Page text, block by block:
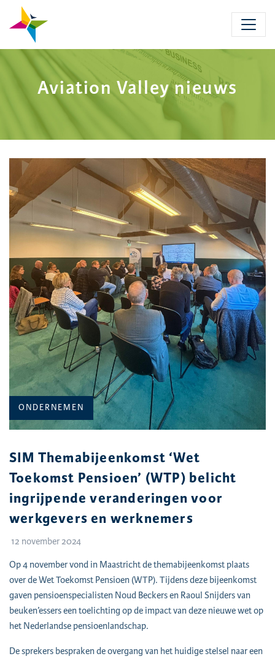
content
Aviation Valley nieuws
CATEGORIE:
ONDERNEMEN
SIM Themabijeenkomst ‘Wet
Toekomst Pensioen’ (WTP) belicht
ingrijpende veranderingen voor
werkgevers en werknemers
12 november 2024
Op 4 november vond in Maastricht de themabijeenkomst plaats
over de Wet Toekomst Pensioen (WTP). Tijdens deze bijeenkomst
gaven pensioenspecialisten Noud Beckers en Raoul Snijders van
beuken’essers een toelichting op de impact van deze nieuwe wet op
het Nederlandse pensioenlandschap.
De sprekers bespraken de overgang van het huidige stelsel naar een